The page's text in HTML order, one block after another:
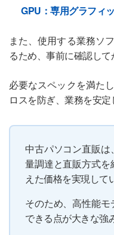
GPU：専用グラフィ
また、使用する業務ソ
るため、事前に確認して
必要なスペックを満た
ロスを防ぎ、業務を安定
中古パソコン直販
量調達と直販方式
えた価格を実現して
そのため、高性能
できる点が大きな強